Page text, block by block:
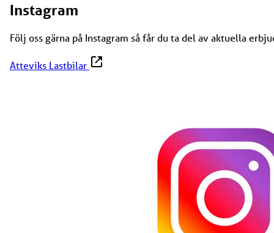
Instagram
Följ oss gärna på Instagram så får du ta del av aktuella
Atteviks Lastbilar